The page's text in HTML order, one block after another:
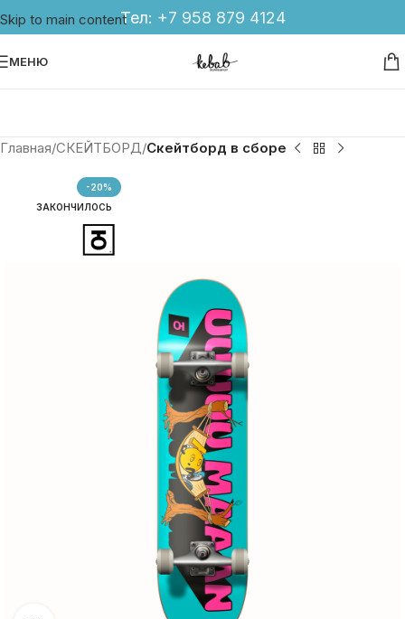
Skip to main contentТел: +7 958 879 4124
МЕНЮ
Главная СКЕЙТБОРД Скейтборд в сборе
-20%
ЗАКОНЧИЛОСЬ